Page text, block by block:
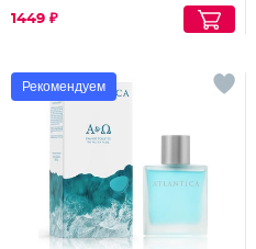
1449 ₽
Рекомендуем